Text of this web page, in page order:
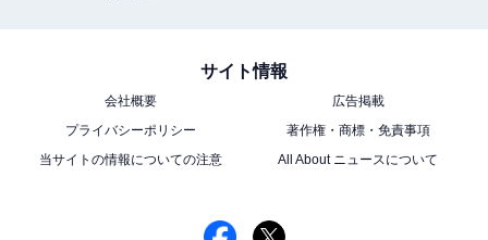
サイト情報
会社概要
広告掲載
プライバシーポリシー
著作権・商標・免責事項
当サイトの情報についての注意
All About ニュースについて